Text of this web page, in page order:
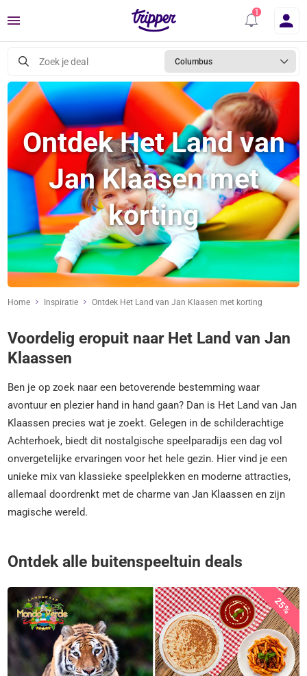
Menu
Zoek je deal Columbus
Ontdek Het Land van
Jan Klaasen met
korting
Home Inspiratie Ontdek Het Land van Jan Klaasen met korting
Voordelig eropuit naar Het Land van Jan
Klaassen
Ben je op zoek naar een betoverende bestemming waar
avontuur en plezier hand in hand gaan? Dan is Het Land van Jan
Klaassen precies wat je zoekt. Gelegen in de schilderachtige
Achterhoek, biedt dit nostalgische speelparadijs een dag vol
onvergetelijke ervaringen voor het hele gezin. Hier vind je een
unieke mix van klassieke speelplekken en moderne attracties,
allemaal doordrenkt met de charme van Jan Klaassen en zijn
magische wereld.
Ontdek alle buitenspeeltuin deals
25%